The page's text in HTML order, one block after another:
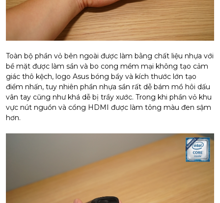
Toàn bộ phần vỏ bên ngoài được làm bằng chất liệu nhựa với
bề mặt được làm sần và bo cong mềm mại không tạo cảm
giác thô kệch, logo Asus bóng bẩy và kích thước lớn tạo
điểm nhấn, tuy nhiên phần nhựa sần rất dễ bám mồ hôi dấu
vân tay cũng như khá dễ bị trầy xước. Trong khi phần vỏ khu
vực nút nguồn và cổng HDMI được làm tông màu đen sậm
hơn.